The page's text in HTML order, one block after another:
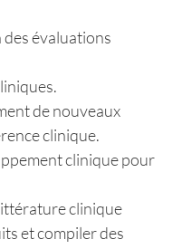
évaluations
de nouveaux
clinique.
clinique pour
clinique
et compiler des